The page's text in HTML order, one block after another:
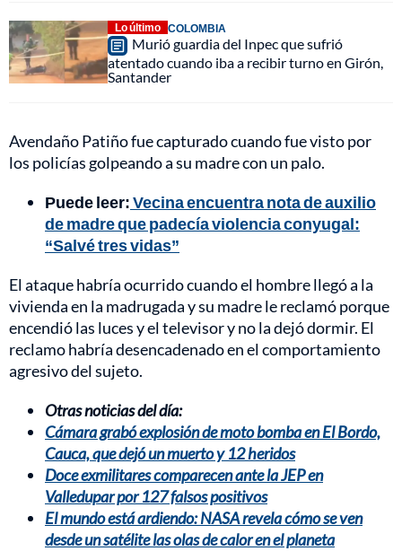
Lo último COLOMBIA
Murió guardia del Inpec que sufrió
atentado cuando iba a recibir turno en Girón,
Santander
Avendaño Patiño fue capturado cuando fue visto por
los policías golpeando a su madre con un palo.
Puede leer:Vecina encuentra nota de auxilio
de madre que padecía violencia conyugal:
“Salvé tres vidas”
El ataque habría ocurrido cuando el hombre llegó a la
vivienda en la madrugada y su madre le reclamó porque
encendió las luces y el televisor y no la dejó dormir. El
reclamo habría desencadenado en el comportamiento
agresivo del sujeto.
Otras noticias del día:
Cámara grabó explosión de moto bomba en El Bordo,
Cauca, que dejó un muerto y 12 heridos
Doce exmilitares comparecen ante la JEP en
Valledupar por 127 falsos positivos
El mundo está ardiendo: NASA revela cómo se ven
desde un satélite las olas de calor en el planeta